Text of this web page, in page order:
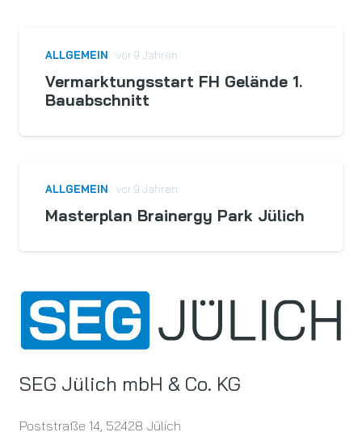
ALLGEMEIN vor 9 Jahren
Vermarktungsstart FH Gelände 1.
Bauabschnitt
ALLGEMEIN vor 9 Jahren
Masterplan Brainergy Park Jülich
SEG Jülich mbH & Co. KG
Poststraße 14, 52428 Jülich